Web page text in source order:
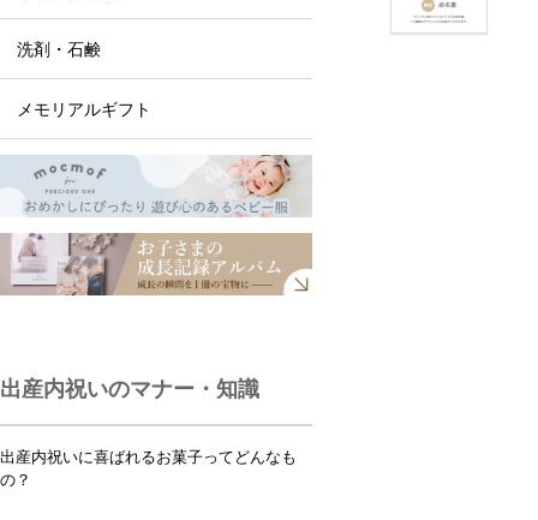
洗剤・石鹸
メモリアルギフト
出産内祝いのマナー・知識
出産内祝いに喜ばれるお菓子ってどんなも
の？